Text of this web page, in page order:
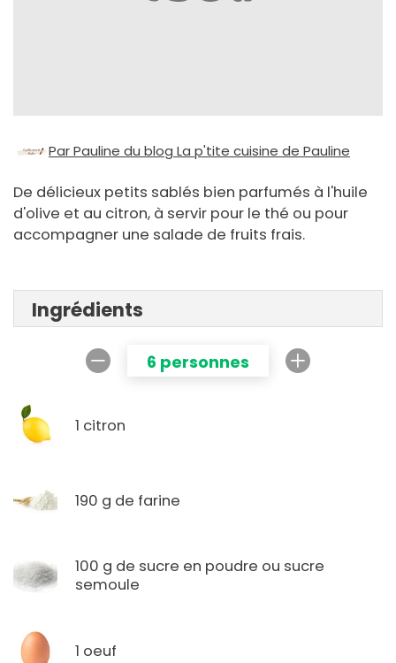
Par Pauline du blog La p'tite cuisine de Pauline
De délicieux petits sablés bien parfumés à l'huile
d'olive et au citron, à servir pour le thé ou pour
accompagner une salade de fruits frais.
Ingrédients
6 personnes
1 citron
190 g de farine
100 g de sucre en poudre ou sucre
semoule
1 oeuf